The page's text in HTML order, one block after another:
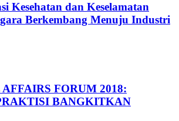
Kesehatan dan Keselamatan
Berkembang Menuju Industri
FORUM 2018:
BANGKITKAN